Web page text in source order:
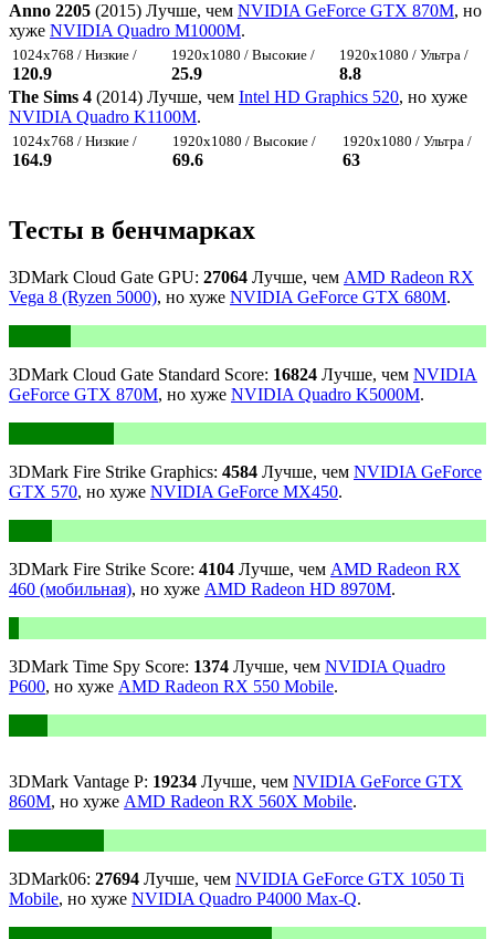
Anno 2205 (2015) Лучше, чем NVIDIA GeForce GTX 870M, но
хуже NVIDIA Quadro M1000M.
1024x768 / Низкие /
120.9
1920x1080 / Высокие /
25.9
1920x1080 / Ультра /
8.8
The Sims 4 (2014) Лучше, чем Intel HD Graphics 520, но хуже
NVIDIA Quadro K1100M.
1024x768 / Низкие /
164.9
1920x1080 / Высокие /
69.6
1920x1080 / Ультра /
63
Тесты в бенчмарках
3DMark Cloud Gate GPU: 27064 Лучше, чем AMD Radeon RX
Vega 8 (Ryzen 5000), но хуже NVIDIA GeForce GTX 680M.
3DMark Cloud Gate Standard Score: 16824 Лучше, чем NVIDIA
GeForce GTX 870M, но хуже NVIDIA Quadro K5000M.
3DMark Fire Strike Graphics: 4584 Лучше, чем NVIDIA GeForce
GTX 570, но хуже NVIDIA GeForce MX450.
3DMark Fire Strike Score: 4104 Лучше, чем AMD Radeon RX
460 (мобильная), но хуже AMD Radeon HD 8970M.
3DMark Time Spy Score: 1374 Лучше, чем NVIDIA Quadro
P600, но хуже AMD Radeon RX 550 Mobile.
3DMark Vantage P: 19234 Лучше, чем NVIDIA GeForce GTX
860M, но хуже AMD Radeon RX 560X Mobile.
3DMark06: 27694 Лучше, чем NVIDIA GeForce GTX 1050 Ti
Mobile, но хуже NVIDIA Quadro P4000 Max-Q.